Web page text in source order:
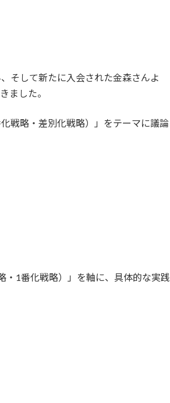
そして新たに入会された金森さんよ
ました。
戦略・差別化戦略）」をテーマに議論
・1番化戦略）」を軸に、具体的な実践